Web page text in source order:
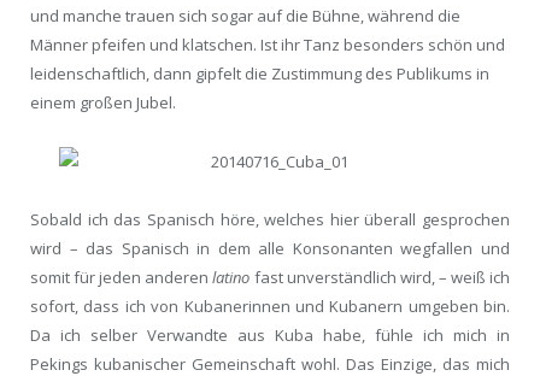
und manche trauen sich sogar auf die Bühne, während die
Männer pfeifen und klatschen. Ist ihr Tanz besonders schön und
leidenschaftlich, dann gipfelt die Zustimmung des Publikums in
einem großen Jubel.
Sobald ich das Spanisch höre, welches hier überall gesprochen
wird – das Spanisch in dem alle Konsonanten wegfallen und
somit für jeden anderenlatino fast unverständlich wird, – weiß ich
sofort, dass ich von Kubanerinnen und Kubanern umgeben bin.
Da ich selber Verwandte aus Kuba habe, fühle ich mich in
Pekings kubanischer Gemeinschaft wohl. Das Einzige, das mich